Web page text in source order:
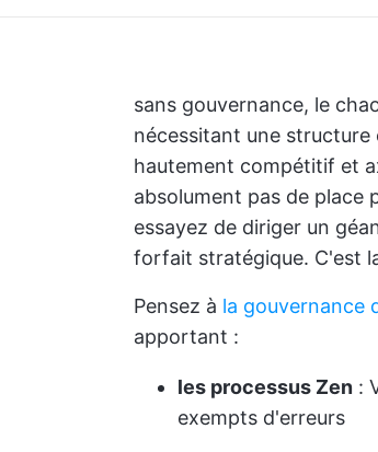
sans gouvernance, le
nécessitant une structure
hautement compétitif et
absolument pas de place
essayez de diriger un
forfait stratégique. C'est
Pensez à la gouvernance
apportant :
les processus Zen :
exempts d'erreurs